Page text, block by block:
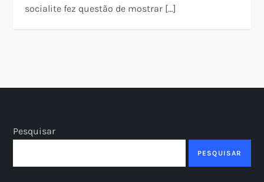
socialite fez questão de mostrar […]
Pesquisar
PESQUISAR